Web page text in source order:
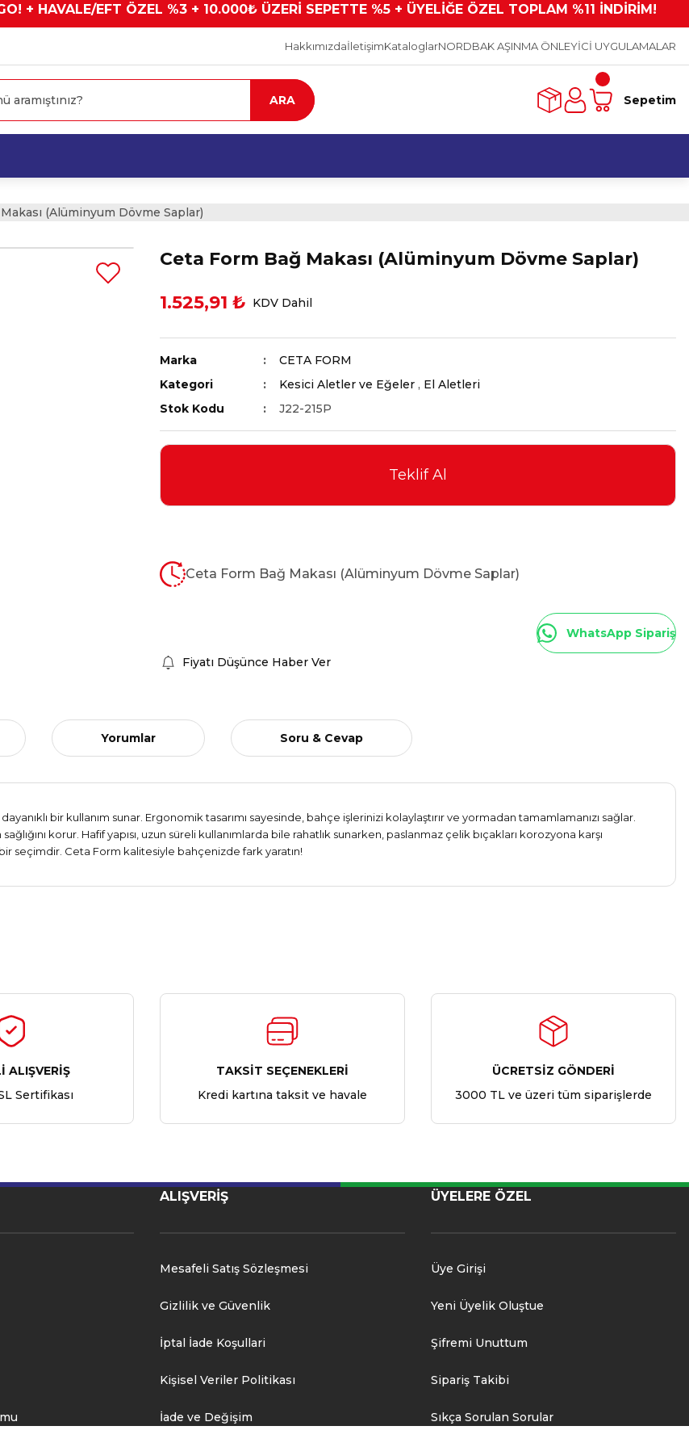
+ HAVALE/EFT ÖZEL %3 + 10.000₺ ÜZERİ SEPETTE %5 + ÜYELİĞE ÖZEL TOPLAM %11 İNDİRİM!
HakkımızdaİletişimKataloglarNORDBAK AŞINMA ÖNLEYİCİ UYGULAMALAR
ARA Sepetim
(Alüminyum Dövme Saplar)
Ceta Form Bağ Makası (Alüminyum Dövme Saplar)
1.525,91 ₺ KDV Dahil
Marka
CETA FORM
Kategori
Kesici Aletler ve Eğeler , El Aletleri
Stok Kodu
J22-215P
Teklif Al
Ceta Form Bağ Makası (Alüminyum Dövme Saplar)
WhatsApp Sipariş
Fiyatı Düşünce Haber Ver
Yorumlar Soru & Cevap
bir kullanım sunar. Ergonomik tasarımı sayesinde, bahçe işlerinizi kolaylaştırır ve yormadan tamamlamanızı sağlar.
korur. Hafif yapısı, uzun süreli kullanımlarda bile rahatlık sunarken, paslanmaz çelik bıçakları korozyona karşı
seçimdir. Ceta Form kalitesiyle bahçenizde fark yaratın!
Yorum Yaz
Soru Sor
ALIŞVERİŞ
Sertifikası
TAKSİT SEÇENEKLERİ
Kredi kartına taksit ve havale
ÜCRETSİZ GÖNDERİ
3000 TL ve üzeri tüm siparişlerde
ALIŞVERİŞ
Mesafeli Satış Sözleşmesi
Gizlilik ve Güvenlik
İptal İade Koşullari
Kişisel Veriler Politikası
İade ve Değişim
ÜYELERE ÖZEL
Üye Girişi
Yeni Üyelik Oluştue
Şifremi Unuttum
Sipariş Takibi
Sıkça Sorulan Sorular